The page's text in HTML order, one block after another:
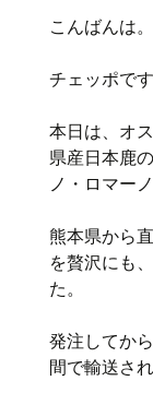
こんばんは。
チェッポです
本日は、オ
県産日本鹿
ノ・ロマー
熊本県から
を贅沢にも
た。
発注してか
間で輸送さ